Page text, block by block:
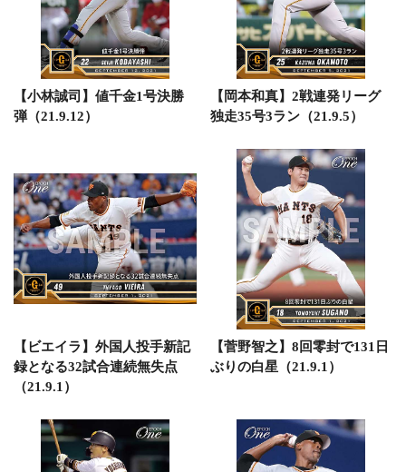
【小林誠司】値千金1号決勝
弾（21.9.12）
【岡本和真】2戦連発リーグ
独走35号3ラン（21.9.5）
【ビエイラ】外国人投手新記
録となる32試合連続無失点
（21.9.1）
【菅野智之】8回零封で131日
ぶりの白星（21.9.1）